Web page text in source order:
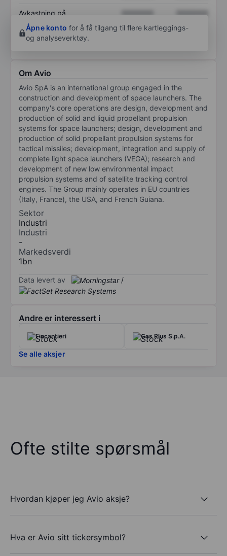
Avkastning på
egenkapital
XXXXXXX
XXXXXXX
Åpne konto for å få tilgang til flere kartleggings-
og analyseverktøy.
Om Avio
Avio SpA is an international group engaged in the
construction and development of space launchers. The
company's core operations are design, development and
production of solid and liquid propellant propulsion
systems for space launchers; design, development and
production of solid propellant propulsion systems for
tactical missiles; development, integration and supply of
complete light space launchers (VEGA); research and
development of new low environmental impact
propulsion systems and of satellite tracking control
engines. The Group mainly operates in EU countries
(Italy, France), the USA, and French Guiana.
Sektor
Industri
Industri
-
Markedsverdi
1bn
Data levert av /
Andre er interessert i
Fincantieri Gas Plus S.p.A.
Se alle aksjer
Ofte stilte spørsmål
Hvordan kjøper jeg Avio aksje?
Hva er Avio sitt tickersymbol?